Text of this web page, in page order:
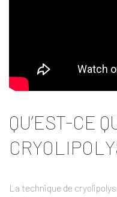
QU’EST-CE
La technique de